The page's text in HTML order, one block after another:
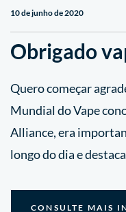
10 de junho de 2020
Obrigado
Quero começar
Mundial do Vape
Alliance, era
longo do dia e
CONSULTE MAIS